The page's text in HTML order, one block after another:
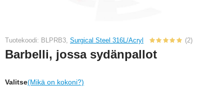
Tuotekoodi: BLPRB3, Surgical Steel 316L/Acryl (2)
Barbelli, jossa sydänpallot
Valitse(Mikä on kokoni?)